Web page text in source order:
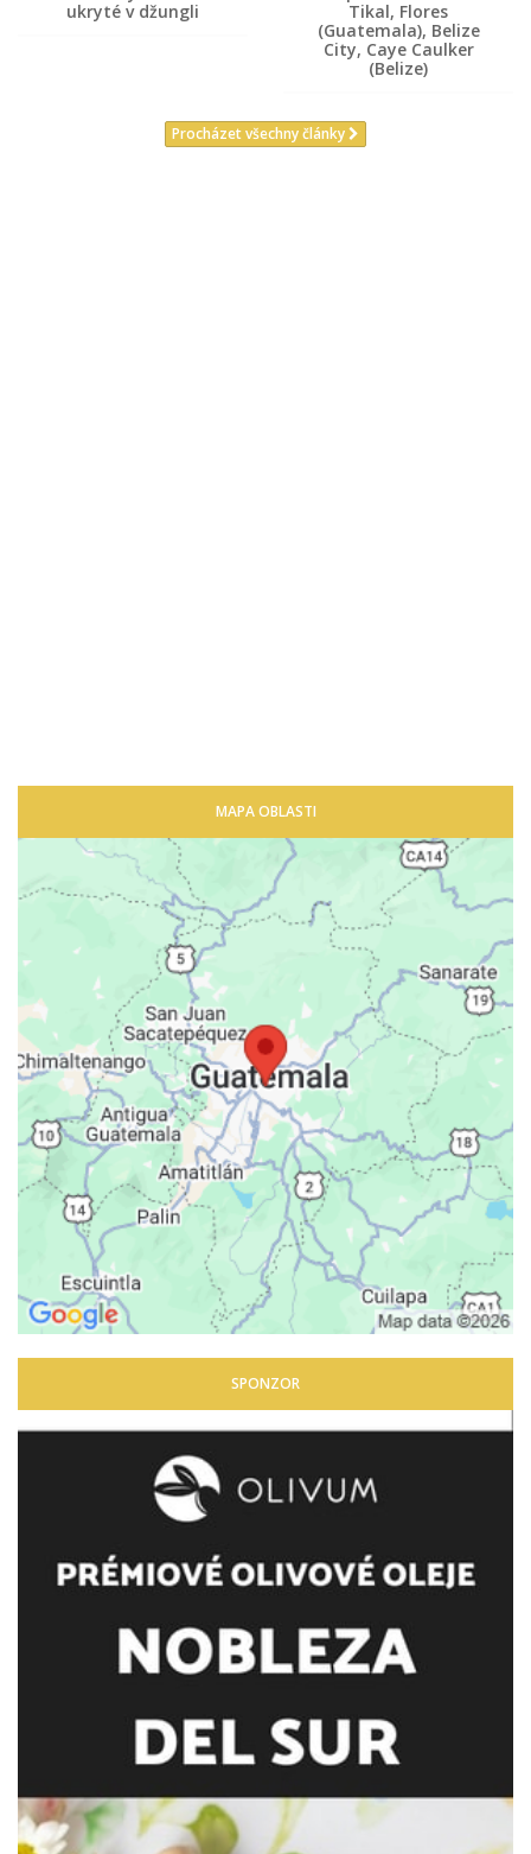
ukryté v džungli
Tikal, Flores
(Guatemala), Belize
City, Caye Caulker
(Belize)
Procházet všechny články
MAPA OBLASTI
SPONZOR